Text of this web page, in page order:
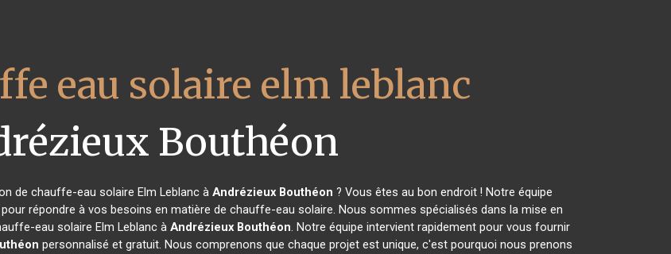
eau solaire elm leblanc
Bouthéon
de chauffe-eau solaire Elm Leblanc à Andrézieux Bouthéon ? Vous êtes au bon endroit ! Notre équipe
répondre à vos besoins en matière de chauffe-eau solaire. Nous sommes spécialisés dans la mise en
eau solaire Elm Leblanc à Andrézieux Bouthéon. Notre équipe intervient rapidement pour vous fournir
personnalisé et gratuit. Nous comprenons que chaque projet est unique, c'est pourquoi nous prenons